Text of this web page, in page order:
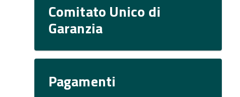
Comitato Unico di
Garanzia
Pagamenti